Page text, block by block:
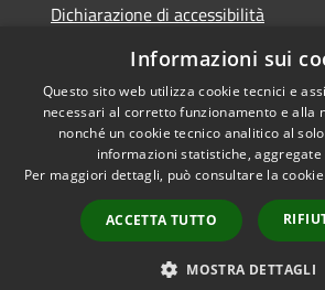
Dichiarazione di accessibilità
Piano di miglioramento dei servizi
Accessibilità
Informazioni sui
Questo sito web utilizza cookie tecnici e
necessari al corretto funzionamento e alla
nonché un cookie tecnico analitico al
informazioni statistiche, aggregate
Per maggiori dettagli, può consultare la
ACCETTA TUTTO
MOSTRA DETTAGLI